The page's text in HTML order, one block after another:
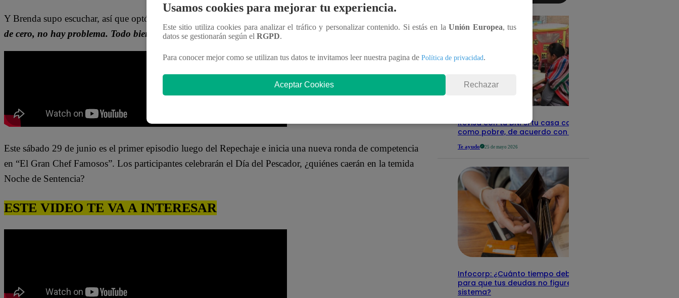
Y Brenda supo escuchar, así que optó por hacer todo nuevamente. “
de cero, no hay problema. Todo bien”
, dijo con una sonrisa en el rostro.
Este sábado 29 de junio es el primer episodio luego del Repechaje e inicia una nueva ronda de competencia
en “El Gran Chef Famosos”. Los participantes celebrarán el Día del Pescador, ¿quiénes caerán en la temida
Noche de Sentencia?
ESTE VIDEO TE VA A INTERESAR
Revisa con tu DNI si tu casa califica
como pobre, de acuerdo con el Sisfoh
Te ayudo 25 de mayo 2026
Infocorp: ¿Cuánto tiempo debe pasar
para que tus deudas no figuren en su
sistema?
Usamos cookies para mejorar tu experiencia.
Este sitio utiliza cookies para analizar el tráfico y personalizar contenido. Si estás en laUnión Europea, tus
datos se gestionarán según el RGPD.
Para conocer mejor como se utilizan tus datos te invitamos leer nuestra pagina de Política de privacidad.
Aceptar Cookies Rechazar